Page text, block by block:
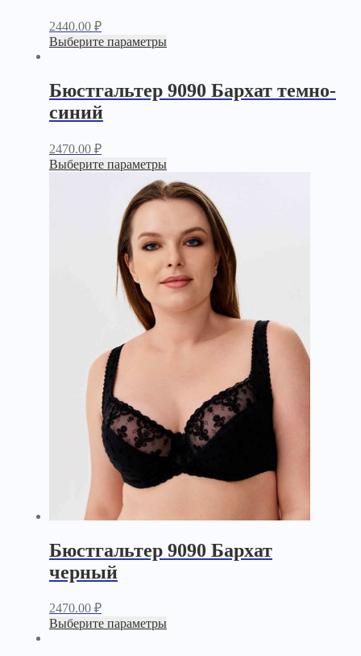
2440.00 ₽
Выберите параметры
Бюстгальтер 9090 Бархат темно-
синий
2470.00 ₽
Выберите параметры
Бюстгальтер 9090 Бархат
черный
2470.00 ₽
Выберите параметры